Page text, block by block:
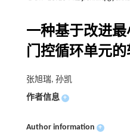
一种基于改进
门控循环单元
张旭瑞, 孙凯
作者信息 +
Author information +